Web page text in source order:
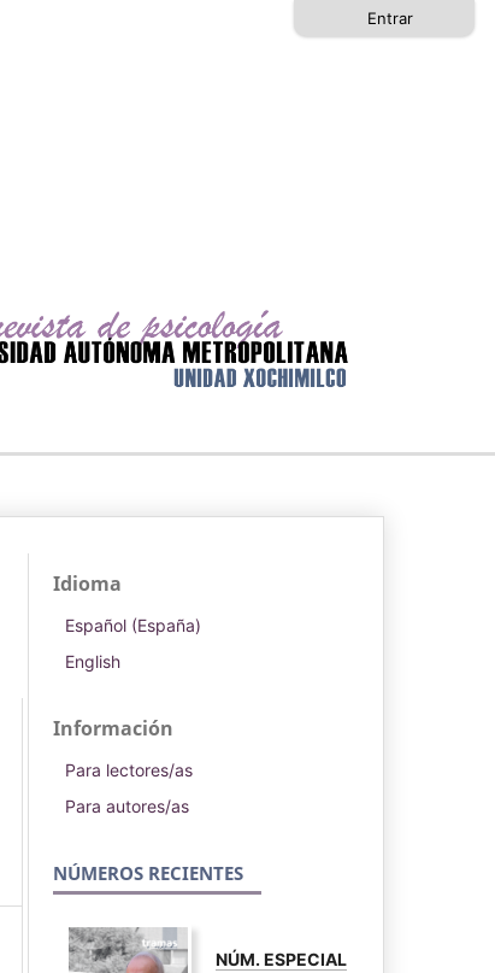
Entrar
Idioma
Español (España)
English
Información
Para lectores/as
Para autores/as
NÚMEROS RECIENTES
NÚM. ESPECIAL